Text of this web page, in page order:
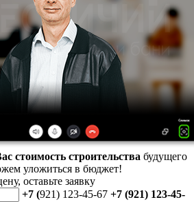
стоимость строительства будущего
уложиться в бюджет!
, оставьте заявку
+7 (921) 123-45-67 +7 (921) 123-45-